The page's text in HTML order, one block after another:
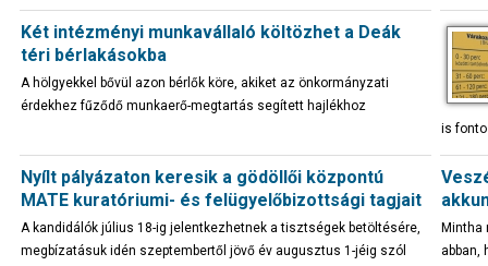
Két intézményi munkavállaló költözhet a Deák
téri bérlakásokba
A hölgyekkel bővül azon bérlők köre, akiket az önkormányzati
érdekhez fűződő munkaerő-megtartás segített hajlékhoz
is
Nyílt pályázaton keresik a gödöllői központú
MATE kuratóriumi- és felügyelőbizottsági tagjait
A kandidálók július 18-ig jelentkezhetnek a tisztségek betöltésére,
megbízatásuk idén szeptembertől jövő év augusztus 1-jéig szól
Mintha
abban,